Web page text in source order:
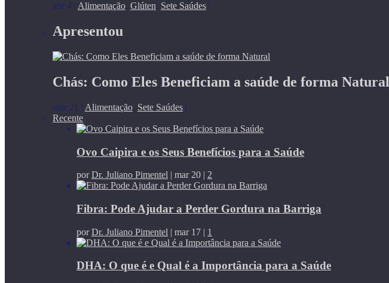
abr 4 | Alimentação, Glúten, Sete Saúdes |
Apresentou
Chás: Como Eles Beneficiam a saúde de forma Natural
mar 21 | Alimentação, Sete Saúdes |
Recente
Ovo Caipira e os Seus Benefícios para a Saúde
porDr. Juliano Pimentel | mar 20 | 2
Fibra: Pode Ajudar a Perder Gordura na Barriga
porDr. Juliano Pimentel | mar 17 | 1
DHA: O que é e Qual é a Importância para a Saúde